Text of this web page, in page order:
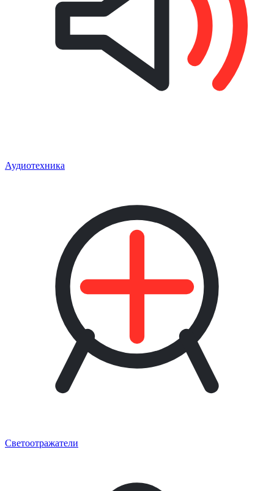
Аудиотехника
Светоотражатели